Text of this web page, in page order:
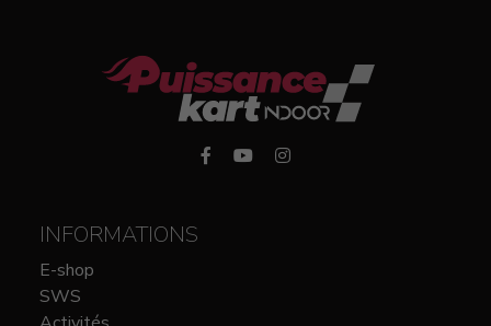
INFORMATIONS
E-shop
SWS